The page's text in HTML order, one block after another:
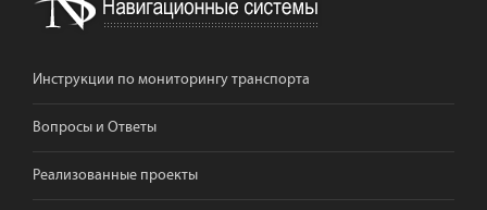
Инструкции по мониторингу транспорта
Вопросы и Ответы
Реализованные проекты